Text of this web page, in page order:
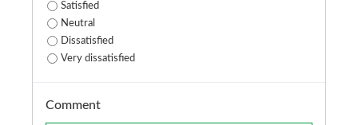
Satisfied
Neutral
Dissatisfied
Very dissatisfied
Comment